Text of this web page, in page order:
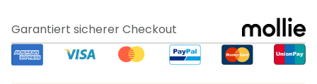
Garantiert sicherer Checkout